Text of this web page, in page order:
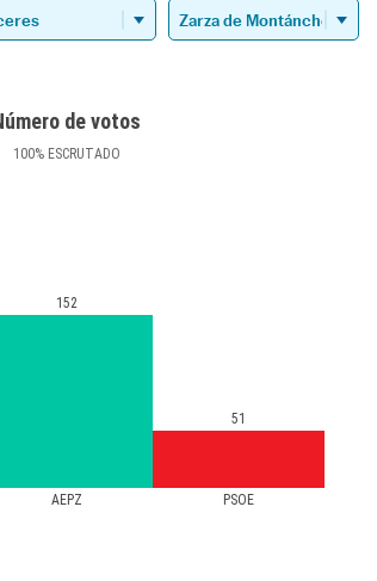
de votos
100%ESCRUTADO
AEPZ PSOE
152
51